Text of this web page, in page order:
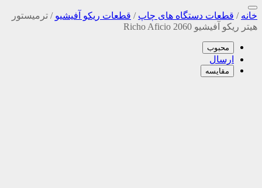
خانه / قطعات دستگاه های چاپ / قطعات ریکو آفیشیو / ترمیستور
هیتر ریکو آفیشیو 2060 Richo Aficio
محبوب
ارسال
مقایسه